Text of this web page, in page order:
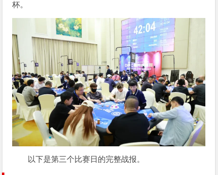
杯。
以下是第三个比赛日的完整战报。